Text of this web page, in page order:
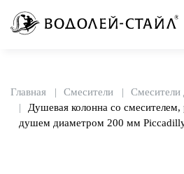
Главная Смесители
Смесители
Душевая колонна со
душем диаметром 200 мм